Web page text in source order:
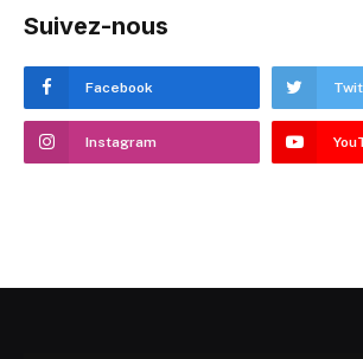
Suivez-nous
Facebook
Instagram